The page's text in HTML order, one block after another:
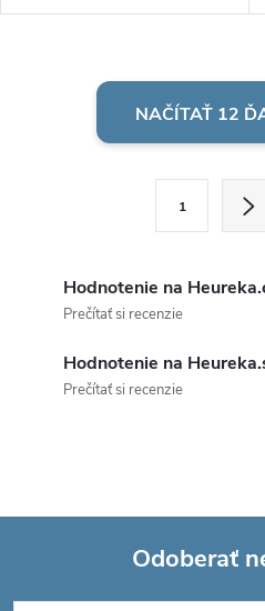
pri priemernej hmotnosti 2000
r
NAČÍTAŤ 12
1
Hodnotenie na
Prečítať si recenzie
Hodnotenie na
Prečítať si recenzie
Odoberať